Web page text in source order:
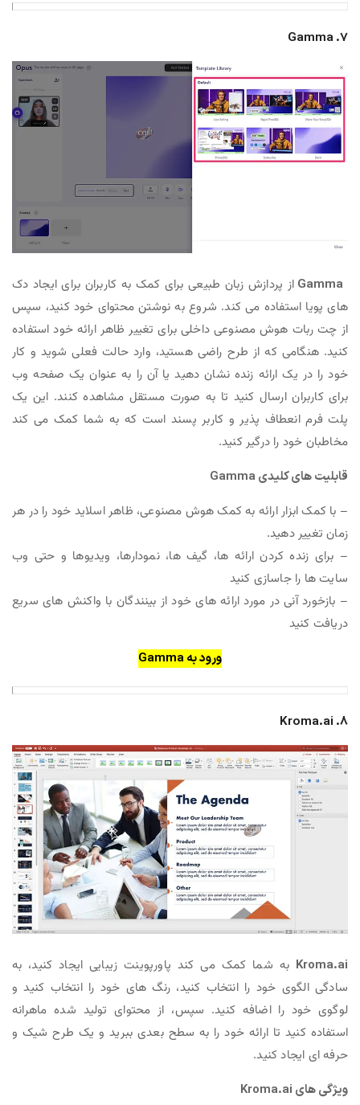
7. Gamma
Gamma از پردازش زبان طبیعی برای کمک به کاربران برای ایجاد دک
های پویا استفاده می کند. شروع به نوشتن محتوای خود کنید، سپس
از چت ربات هوش مصنوعی داخلی برای تغییر ظاهر ارائه خود استفاده
کنید. هنگامی که از طرح راضی هستید، وارد حالت فعلی شوید و کار
خود را در یک ارائه زنده نشان دهید یا آن را به عنوان یک صفحه وب
برای کاربران ارسال کنید تا به صورت مستقل مشاهده کنند. این یک
پلت فرم انعطاف پذیر و کاربر پسند است که به شما کمک می کند
مخاطبان خود را درگیر کنید.
قابلیت های کلیدی Gamma
– با کمک ابزار ارائه به کمک هوش مصنوعی، ظاهر اسلاید خود را در هر
زمان تغییر دهید.
– برای زنده کردن ارائه ها، گیف ها، نمودارها، ویدیوها و حتی وب
سایت ها را جاسازی کنید
– بازخورد آنی در مورد ارائه های خود از بینندگان با واکنش های سریع
دریافت کنید
ورود به Gamma
8. Kroma.ai
Kroma.ai به شما کمک می کند پاورپوینت زیبایی ایجاد کنید، به
سادگی الگوی خود را انتخاب کنید، رنگ های خود را انتخاب کنید و
لوگوی خود را اضافه کنید. سپس، از محتوای تولید شده ماهرانه
استفاده کنید تا ارائه خود را به سطح بعدی ببرید و یک طرح شیک و
حرفه ای ایجاد کنید.
ویژگی های Kroma.ai